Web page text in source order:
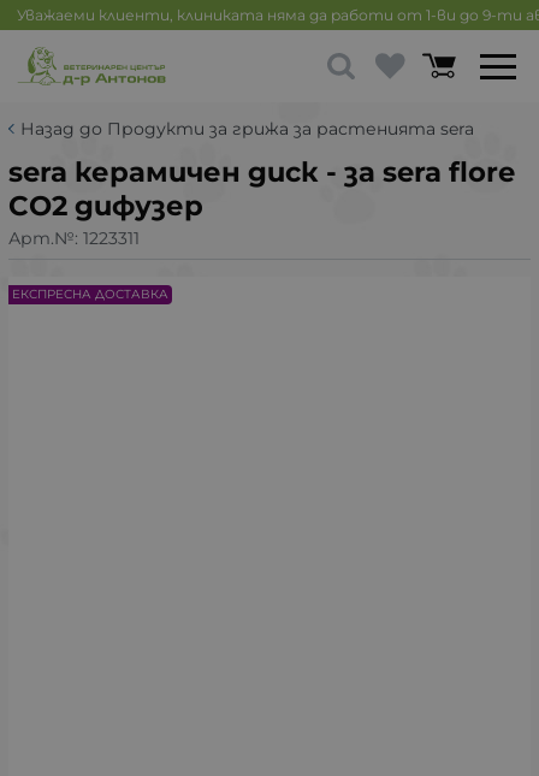
Уважаеми клиенти, клиниката няма да работи от 1-ви до 9-ти
Назад до Продукти за грижа за растенията sera
sera керамичен диск - за sera flore
CO2 дифузер
Арт.№: 1223311
ЕКСПРЕСНА ДОСТАВКА